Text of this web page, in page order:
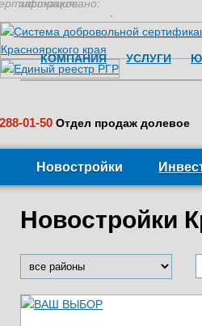
застраховано:
КОМПАНИЯ УСЛУГИ
288-01-50 Отдел продаж долевое
Новостройки
Новостройки